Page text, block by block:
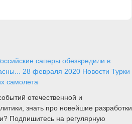
саперы обезвредили в
28 февраля 2020 Новости Турки
самолета
отечественной и
знать про новейшие разработки
Подпишитесь на регулярную